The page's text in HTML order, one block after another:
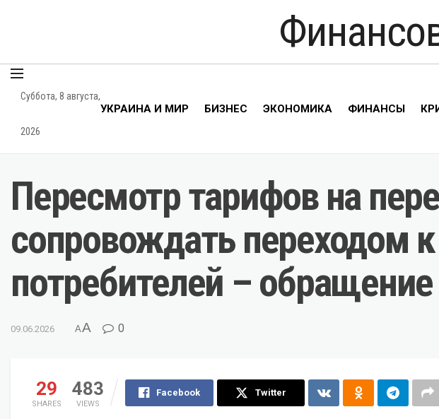
Суббота, 8 августа,
2026
УКРАИНА И МИР БИЗНЕС ЭКОНОМИКА ФИНАНСЫ
Пересмотр тарифов на
сопровождать переходом
потребителей –
09.06.2026 AA 0
29
SHARES
483
VIEWS
Facebook Twitter